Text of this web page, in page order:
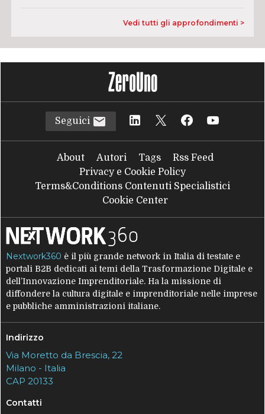
Vedi tutti gli approfondimenti >
Seguici
About Autori Tags
Rss Feed
Privacy e Cookie Policy
Terms&Conditions Contenuti Specialistici
Cookie Center
Nextwork360 è il più grande network in Italia di testate e
portali B2B dedicati ai temi della Trasformazione Digitale e
dell’Innovazione Imprenditoriale. Ha la missione di
diffondere la cultura digitale e imprenditoriale nelle imprese
e pubbliche amministrazioni italiane.
Indirizzo
Via Moretto da Brescia, 22
Milano - Italia
CAP 20133
Contatti